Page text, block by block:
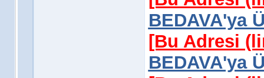
BEDAVA'ya
[Bu Adresi
BEDAVA'ya